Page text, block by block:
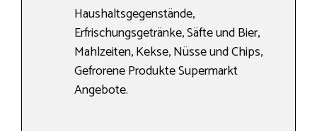
Haushaltsgegenstände,
Erfrischungsgetränke, Säfte und Bier,
Mahlzeiten, Kekse, Nüsse und Chips,
Gefrorene Produkte Supermarkt
Angebote.